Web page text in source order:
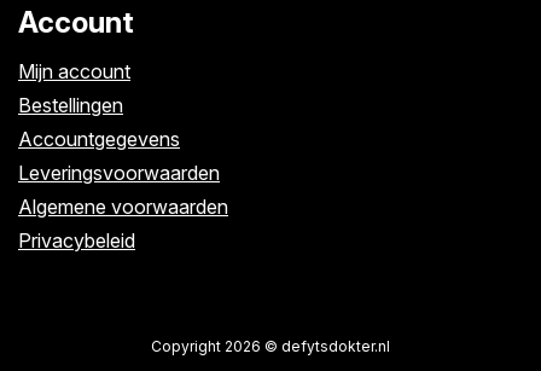
Account
Mijn account
Bestellingen
Accountgegevens
Leveringsvoorwaarden
Algemene voorwaarden
Privacybeleid
Copyright 2026 © defytsdokter.nl